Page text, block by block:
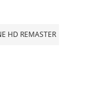
HD REMASTER